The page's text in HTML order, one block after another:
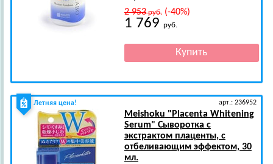
2 953руб.(-40%)
1 769 руб.
Летняя цена! арт.: 236952
Meishoku "Placenta Whitening
Serum" Сыворотка с
экстрактом плаценты, с
отбеливающим эффектом, 30
мл.